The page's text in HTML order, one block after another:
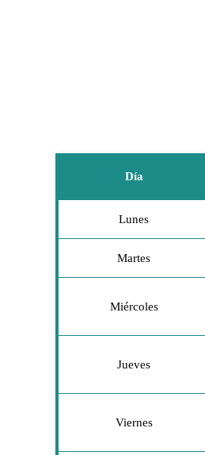
Día
Lunes
Martes
Miércoles
Jueves
Viernes